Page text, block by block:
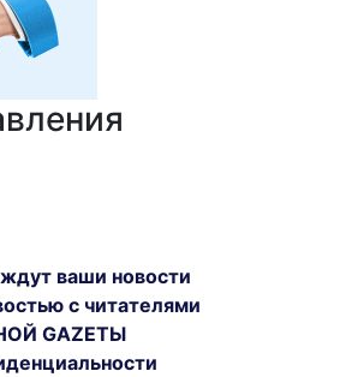
ваши новости
с читателями
GAZЕТЫ